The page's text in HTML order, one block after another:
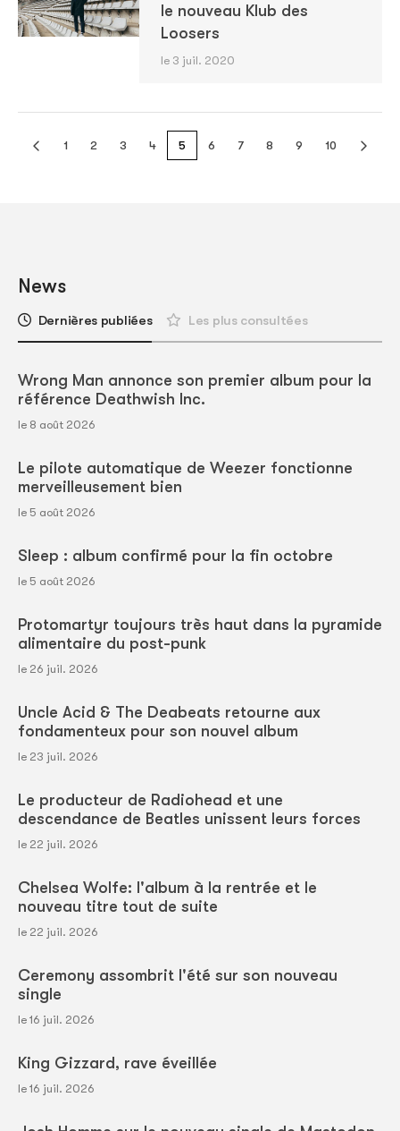
le nouveau Klub des
Loosers
le 3 juil. 2020
1 2 3 4 5 6 7 8 9 10
News
Dernières publiées Les plus consultées
Wrong Man annonce son premier album pour la
référence Deathwish Inc.
le 8 août 2026
Le pilote automatique de Weezer fonctionne
merveilleusement bien
le 5 août 2026
Sleep : album confirmé pour la fin octobre
le 5 août 2026
Protomartyr toujours très haut dans la pyramide
alimentaire du post-punk
le 26 juil. 2026
Uncle Acid & The Deabeats retourne aux
fondamenteux pour son nouvel album
le 23 juil. 2026
Le producteur de Radiohead et une
descendance de Beatles unissent leurs forces
le 22 juil. 2026
Chelsea Wolfe: l'album à la rentrée et le
nouveau titre tout de suite
le 22 juil. 2026
Ceremony assombrit l'été sur son nouveau
single
le 16 juil. 2026
King Gizzard, rave éveillée
le 16 juil. 2026